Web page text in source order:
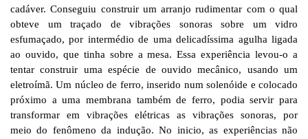
cadáver. Conseguiu construir um arranjo rudimentar com o qual
obteve um traçado de vibrações sonoras sobre um vidro
esfumaçado, por intermédio de uma delicadíssima agulha ligada
ao ouvido, que tinha sobre a mesa. Essa experiência levou-o a
tentar construir uma espécie de ouvido mecânico, usando um
eletroímã. Um núcleo de ferro, inserido num solenóide e colocado
próximo a uma membrana também de ferro, podia servir para
transformar em vibrações elétricas as vibrações sonoras, por
meio do fenômeno da indução. No inicio, as experiências não